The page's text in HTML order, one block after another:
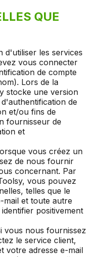
QUE
d'utiliser les services
vous connecter
de compte
Lors de la
stocke une version
de
et/ou fins de
fournisseur de
et
vous créez un
de nous fournir
concernant. Par
vous pouvez
telles que le
mail et toute autre
positivement
vous nous fournissez
le service client,
votre adresse e-mail